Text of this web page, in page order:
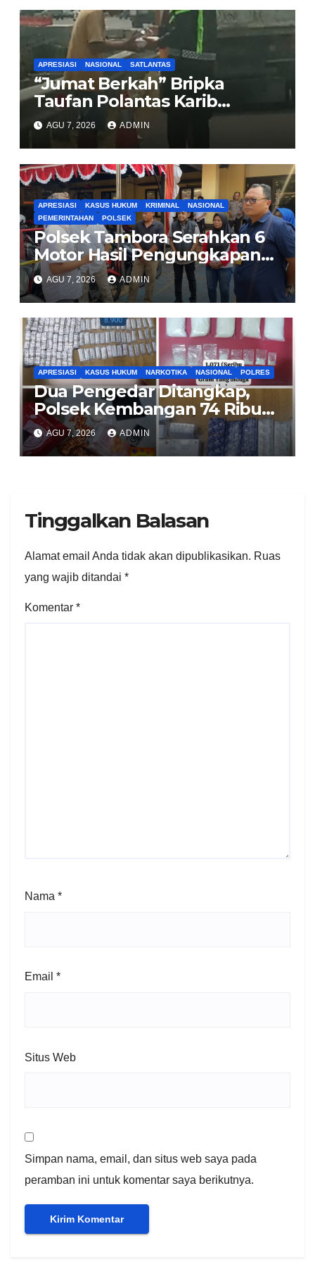
APRESIASI NASIONAL SATLANTAS
“Jumat Berkah” Bripka
Taufan Polantas Karib
Bagikan Nasi Kotak untuk
Sopir Truk yang Mogok di KM
00 Pondok Aren
AGU 7, 2026 ADMIN
APRESIASI KASUS HUKUM KRIMINAL
NASIONAL
PEMERINTAHAN
POLSEK
Polsek Tambora Serahkan 6
Motor Hasil Pengungkapan
Kasus Curanmor Kepada
Pemilik Yang sah
AGU 7, 2026 ADMIN
APRESIASI KASUS HUKUM NARKOTIKA NASIONAL POLRES
Dua Pengedar Ditangkap,
Polsek Kembangan 74 Ribu
Obat Keras, Sabu Hingga
Puluhan Vape Etomidate
Diamankan
AGU 7, 2026 ADMIN
Tinggalkan Balasan
Alamat email Anda tidak akan dipublikasikan. Ruas
yang wajib ditandai *
Komentar *
Nama *
Email *
Situs Web
Simpan nama, email, dan situs web saya pada
peramban ini untuk komentar saya berikutnya.